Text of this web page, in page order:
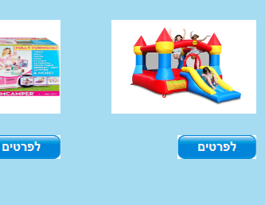
צעצועי התפתחות
אופניים לילדים